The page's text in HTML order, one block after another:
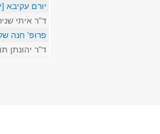
יורם עקיבא
ד"ר איתי
פרופ' חנה
ד"ר יהונתן